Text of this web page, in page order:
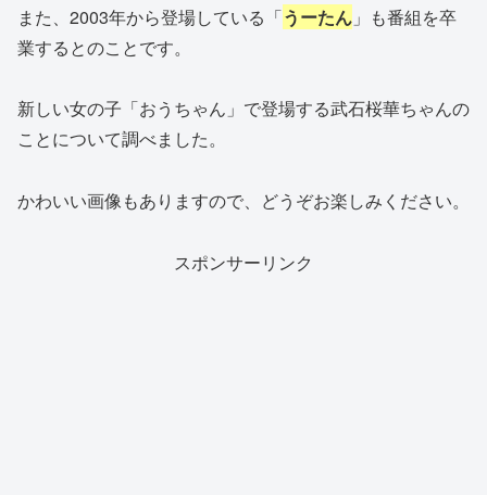
また、2003年から登場している「うーたん 」も番組を卒
業するとのことです。
新しい女の子「おうちゃん」で登場する武石桜華ちゃんの
ことについて調べました。
かわいい画像もありますので、どうぞお楽しみください。
スポンサーリンク